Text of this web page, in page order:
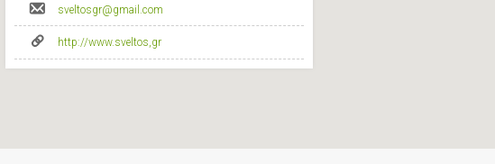
sveltosgr@gmail.com
http://www.sveltos,gr